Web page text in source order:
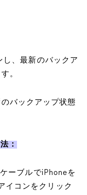
、最新のバックア
。
バックアップ状態
：
ーブルでiPhoneを
イコンをクリック